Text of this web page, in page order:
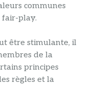
communes
fair-play.
être stimulante, il
de la
principes
règles et la